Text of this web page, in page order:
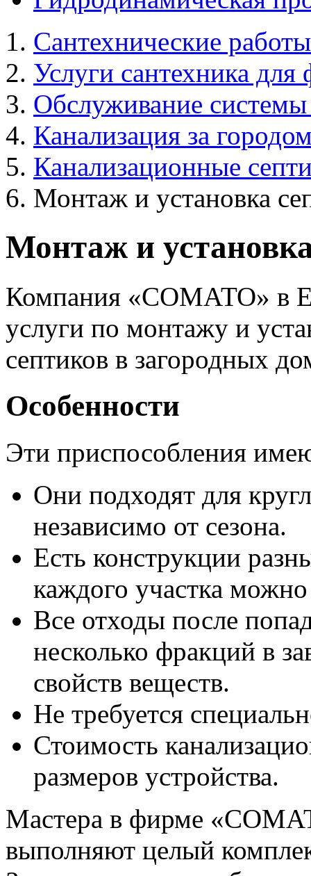
Сантехнические работы
Услуги сантехника для
Обслуживание системы
Канализация за
Канализационные
Монтаж и установка
Монтаж и
Компания «СОМАТО» в
услуги по монтажу и
септиков в загородных
Особенности
Эти приспособления
Они подходят для
независимо от сезона.
Есть конструкции
каждого участка
Все отходы после
несколько фракций в
свойств веществ.
Не требуется
Стоимость
размеров устройства.
Мастера в фирме
выполняют целый